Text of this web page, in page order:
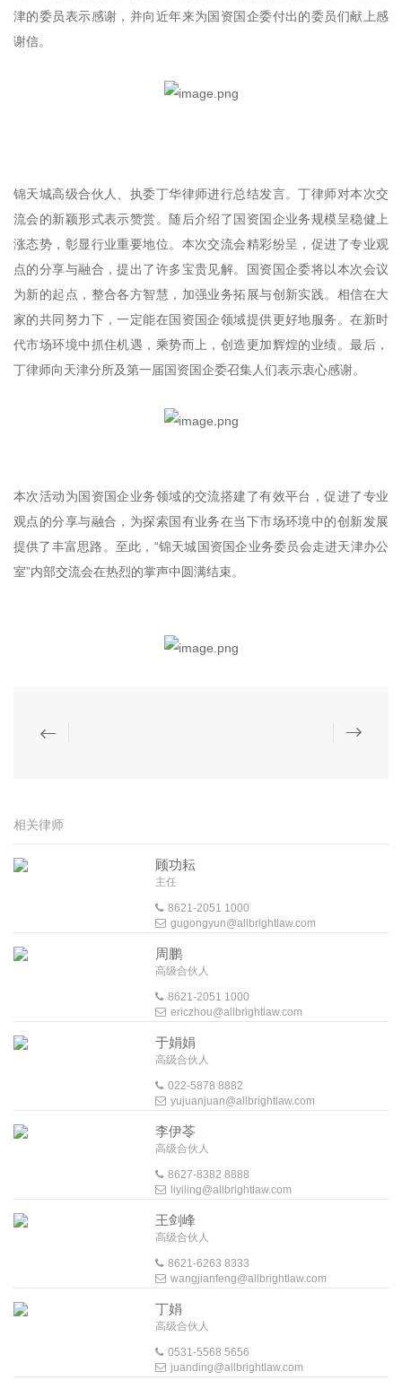
津的委员表示感谢，并向近年来为国资国企委付出的委员们献上感
谢信。
锦天城高级合伙人、执委丁华律师进行总结发言。丁律师对本次交
流会的新颖形式表示赞赏。随后介绍了国资国企业务规模呈稳健上
涨态势，彰显行业重要地位。本次交流会精彩纷呈，促进了专业观
点的分享与融合，提出了许多宝贵见解。国资国企委将以本次会议
为新的起点，整合各方智慧，加强业务拓展与创新实践。相信在大
家的共同努力下，一定能在国资国企领域提供更好地服务。在新时
代市场环境中抓住机遇，乘势而上，创造更加辉煌的业绩。最后，
丁律师向天津分所及第一届国资国企委召集人们表示衷心感谢。
本次活动为国资国企业务领域的交流搭建了有效平台，促进了专业
观点的分享与融合，为探索国有业务在当下市场环境中的创新发展
提供了丰富思路。至此，“锦天城国资国企业务委员会走进天津办公
室”内部交流会在热烈的掌声中圆满结束。
相关律师
顾功耘
主任
8621-2051 1000
gugongyun@allbrightlaw.com
周鹏
高级合伙人
8621-2051 1000
ericzhou@allbrightlaw.com
于娟娟
高级合伙人
022-5878 8882
yujuanjuan@allbrightlaw.com
李伊苓
高级合伙人
8627-8382 8888
liyiling@allbrightlaw.com
王剑峰
高级合伙人
8621-6263 8333
wangjianfeng@allbrightlaw.com
丁娟
高级合伙人
0531-5568 5656
juanding@allbrightlaw.com